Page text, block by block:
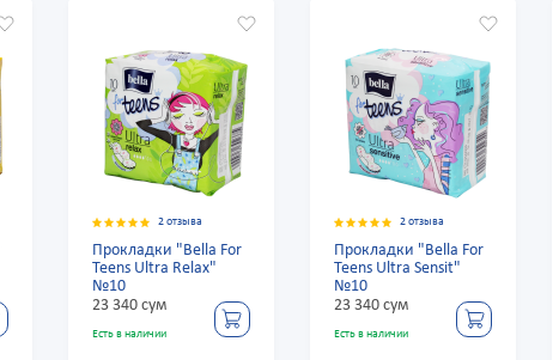
2 отзыва
Прокладки "Bella For
Teens Ultra Relax"
№10
23 340 сум
Есть в наличии
2 отзыва
Прокладки "Bella For
Teens Ultra Sensit"
№10
23 340 сум
Есть в наличии